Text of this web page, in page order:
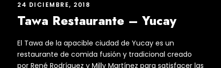
24 DICIEMBRE, 2018
Tawa Restaurante – Yucay
El Tawa de la apacible ciudad de Yucay es un
restaurante de comida fusión y tradicional creado
por René Rodríguez y Milly Martínez para satisfacer las